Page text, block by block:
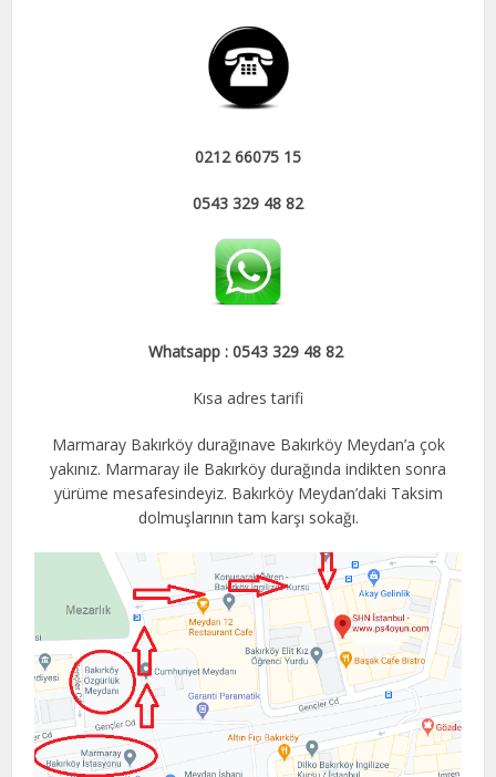
0212 66075 15
0543 329 48 82
Whatsapp : 0543 329 48 82
Kısa adres tarifi
Marmaray Bakırköy durağınave Bakırköy Meydan’a çok
yakınız. Marmaray ile Bakırköy durağında indikten sonra
yürüme mesafesindeyiz. Bakırköy Meydan’daki Taksim
dolmuşlarının tam karşı sokağı.